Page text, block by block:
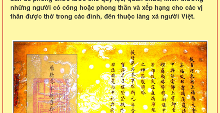
những người có công hoặc phong thần và xếp hạng cho các vị
thần được thờ trong các đình, đền thuộc làng xã người Việt.